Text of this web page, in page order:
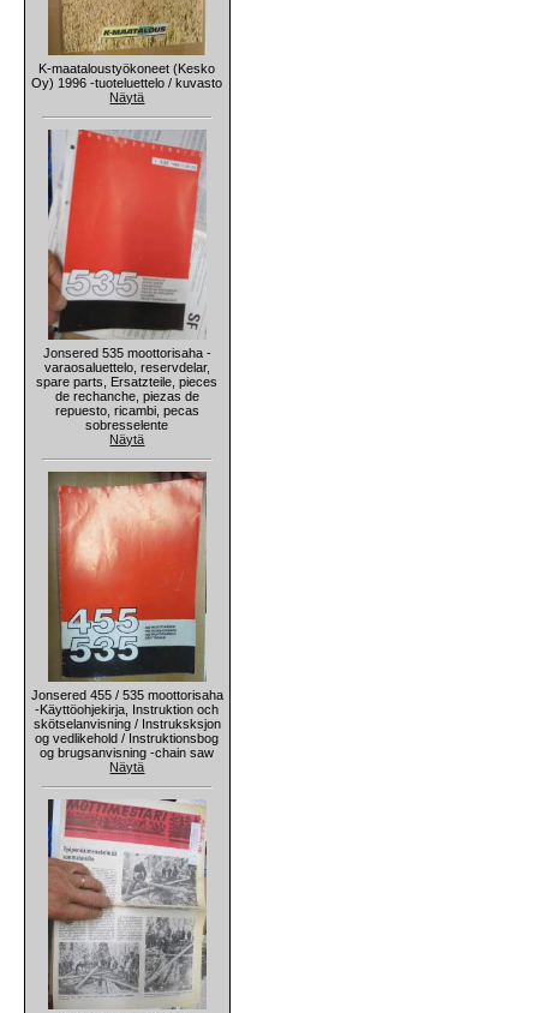
K-maataloustyökoneet (Kesko
Oy) 1996 -tuoteluettelo / kuvasto
Näytä
Jonsered 535 moottorisaha -
varaosaluettelo, reservdelar,
spare parts, Ersatzteile, pieces
de rechanche, piezas de
repuesto, ricambi, pecas
sobresselente
Näytä
Jonsered 455 / 535 moottorisaha
-Käyttöohjekirja, Instruktion och
skötselanvisning / Instruksksjon
og vedlikehold / Instruktionsbog
og brugsanvisning -chain saw
Näytä